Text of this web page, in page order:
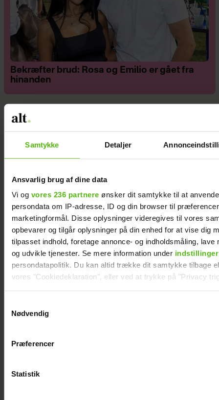
Samtykke Detaljer
Ansvarlig brug af dine data
Vi og vores 236 partnere ønsker dit samtykke til at
persondata om IP-adresse, ID og din browser til
marketingformål. Disse oplysninger videregives til vores
opbevarer og tilgår oplysninger på din enhed for at vise dig
tilpasset indhold, foretage annonce- og indholdsmåling, lave
og udvikle tjenester. Se mere information under indstillinger
persondatapolitik. Du kan altid trække dit samtykke tilbage
vores "Cookiedeklaration", eller ved at trykke på "Privacy
Vi anvender egne cookies og cookies fra tredjeparter til at
generere statistik og huske dine præferencer samt til brug
Nødvendig
Præferencer
Statistik
Bekræfter brud: Rosa og Emilio er gået fra
hinanden
Astrid Olsen starter
nyt kapitel med
kæresten
Therese Glahn
revser TV 2-
program:
Usympatisk